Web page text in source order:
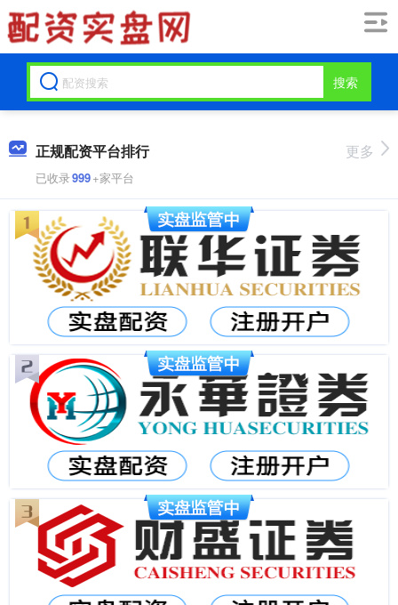
搜索
正规配资平台排行
已收录999+家平台
更多